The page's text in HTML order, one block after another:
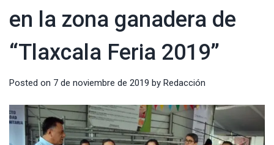
en la zona ganadera de
“Tlaxcala Feria 2019”
Posted on 7 de noviembre de 2019 by Redacción